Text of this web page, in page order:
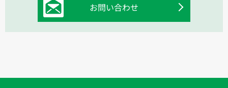
お問い合わせ